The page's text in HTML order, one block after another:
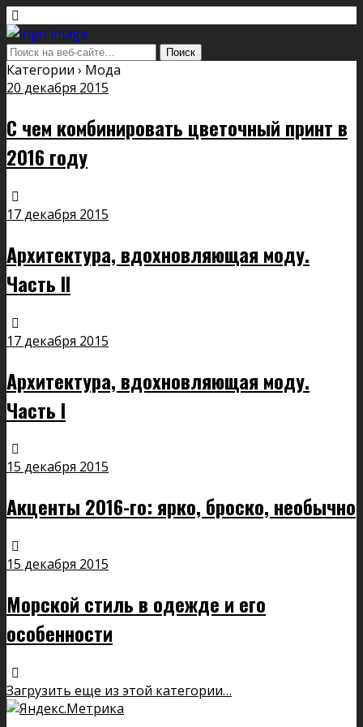
Категории › Мода
20 декабря 2015
С чем комбинировать цветочный принт в
2016 году
17 декабря 2015
Архитектура, вдохновляющая моду.
Часть II
17 декабря 2015
Архитектура, вдохновляющая моду.
Часть I
15 декабря 2015
Акценты 2016-го: ярко, броско, необычно
15 декабря 2015
Морской стиль в одежде и его
особенности
Загрузить еще из этой категории…